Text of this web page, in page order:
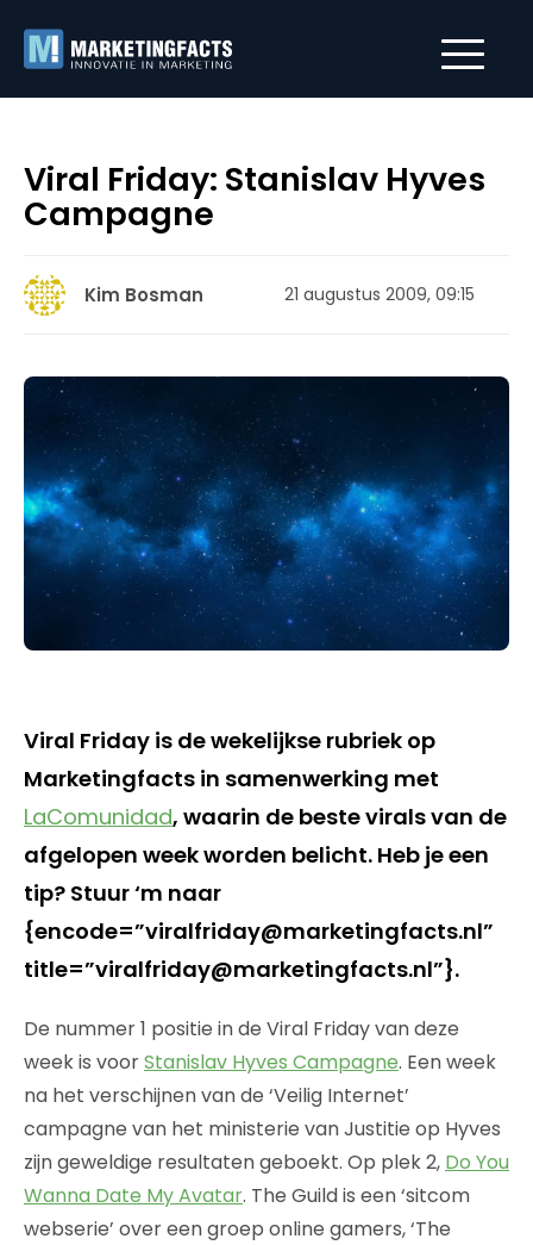
Viral Friday: Stanislav Hyves
Campagne
Kim Bosman 21 augustus 2009, 09:15
Viral Friday is de wekelijkse rubriek op
Marketingfacts in samenwerking met
LaComunidad, waarin de beste virals van de
afgelopen week worden belicht. Heb je een
tip? Stuur ‘m naar
{encode=”viralfriday@marketingfacts.nl”
title=”viralfriday@marketingfacts.nl”}.
De nummer 1 positie in de Viral Friday van deze
week is voorStanislav Hyves Campagne. Een week
na het verschijnen van de ‘Veilig Internet’
campagne van het ministerie van Justitie op Hyves
zijn geweldige resultaten geboekt. Op plek 2, Do You
Wanna Date My Avatar. The Guild is een ‘sitcom
webserie’ over een groep online gamers, ‘The